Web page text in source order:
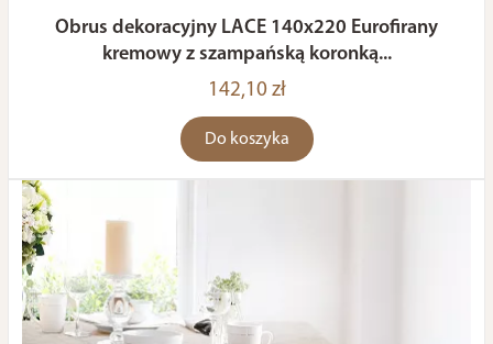
Obrus dekoracyjny LACE 140x220 Eurofirany
kremowy z szampańską koronką...
142,10 zł
Do koszyka